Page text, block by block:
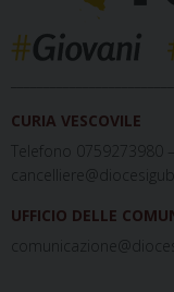
CURIA VESCOVILE
Telefono 0759273980
UFFICIO DELLE